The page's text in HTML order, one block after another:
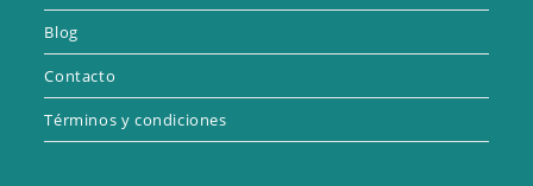
Blog
Contacto
Términos y condiciones